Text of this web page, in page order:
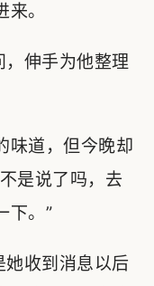
。
，伸手为他整理
味道，但今晚却
是说了吗，去
下。”
她收到消息以后